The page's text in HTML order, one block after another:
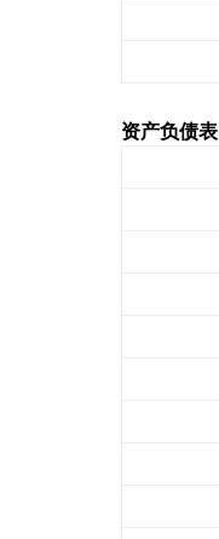
资产负债表